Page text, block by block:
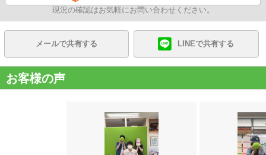
現況の確認はお気軽にお問い合わせください。
メールで共有する LINEで共有する
お客様の声